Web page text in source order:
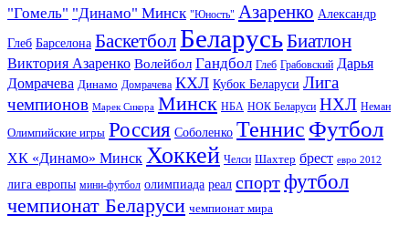
"Гомель" "Динамо" Минск "Юность" Азаренко Александр
Глеб Барселона БаскетболБеларусьБиатлон
Виктория Азаренко Волейбол Гандбол Глеб Грабовский Дарья
Домрачева Динамо Домрачева КХЛ Кубок Беларуси Лига
чемпионов Марек Сикора Минск НБА НОК Беларуси НХЛ Неман
Олимпийские игры Россия Соболенко Теннис Футбол
ХК «Динамо» Минск Хоккей Челси Шахтер брест евро 2012
лига европы мини-футбол олимпиада реал спортфутбол
чемпионат Беларуси чемпионат мира